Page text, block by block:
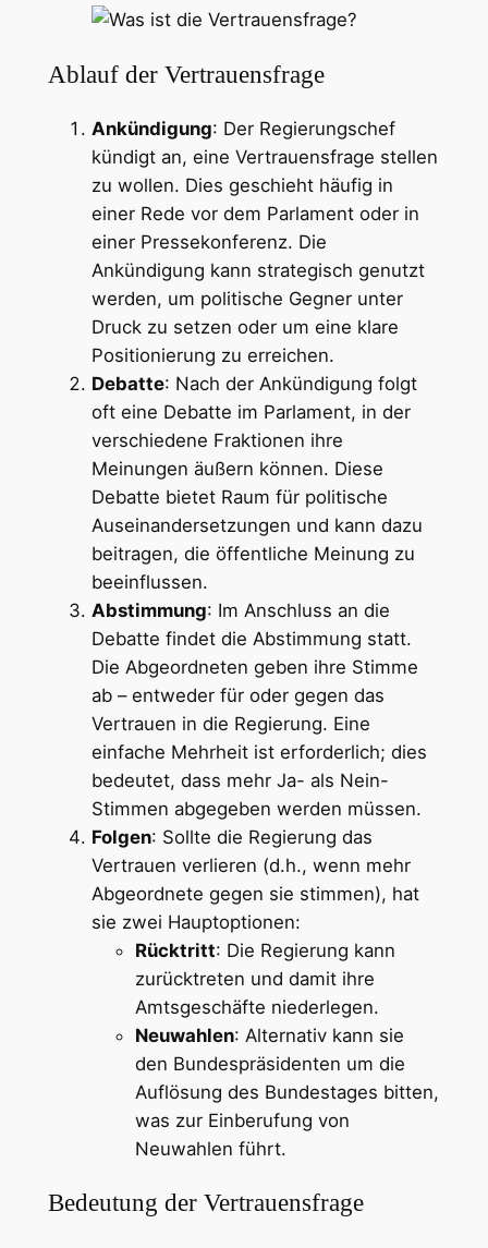
Ablauf der Vertrauensfrage
Ankündigung: Der Regierungschef
kündigt an, eine Vertrauensfrage stellen
zu wollen. Dies geschieht häufig in
einer Rede vor dem Parlament oder in
einer Pressekonferenz. Die
Ankündigung kann strategisch genutzt
werden, um politische Gegner unter
Druck zu setzen oder um eine klare
Positionierung zu erreichen.
Debatte: Nach der Ankündigung folgt
oft eine Debatte im Parlament, in der
verschiedene Fraktionen ihre
Meinungen äußern können. Diese
Debatte bietet Raum für politische
Auseinandersetzungen und kann dazu
beitragen, die öffentliche Meinung zu
beeinflussen.
Abstimmung: Im Anschluss an die
Debatte findet die Abstimmung statt.
Die Abgeordneten geben ihre Stimme
ab – entweder für oder gegen das
Vertrauen in die Regierung. Eine
einfache Mehrheit ist erforderlich; dies
bedeutet, dass mehr Ja- als Nein-
Stimmen abgegeben werden müssen.
Folgen: Sollte die Regierung das
Vertrauen verlieren (d.h., wenn mehr
Abgeordnete gegen sie stimmen), hat
sie zwei Hauptoptionen:
Rücktritt: Die Regierung kann
zurücktreten und damit ihre
Amtsgeschäfte niederlegen.
Neuwahlen: Alternativ kann sie
den Bundespräsidenten um die
Auflösung des Bundestages bitten,
was zur Einberufung von
Neuwahlen führt.
Bedeutung der Vertrauensfrage